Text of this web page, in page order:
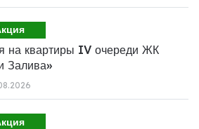
на квартиры IV очереди ЖК
Залива»